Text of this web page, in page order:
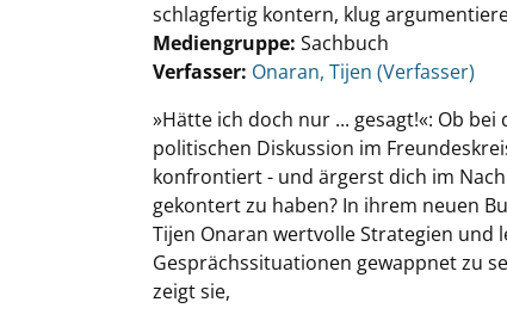
schlagfertig kontern, klug
Mediengruppe: Sachbuch
Verfasser: Suche nach diesem Verfasser
Onaran, Tijen (Verfasser)
»Hätte ich doch nur ... gesagt!«: Ob
politischen Diskussion im
konfrontiert - und ärgerst dich im
gekontert zu haben? In ihrem neuen
Tijen Onaran wertvolle Strategien
Gesprächssituationen gewappnet zu
zeigt sie,